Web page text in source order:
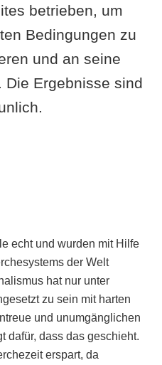
betrieben, um
Bedingungen zu
und an seine
Die Ergebnisse sind
echt und wurden mit Hilfe
der Welt
hat nur unter
zu sein mit harten
und unumgänglichen
dafür, dass das geschieht.
erspart, da